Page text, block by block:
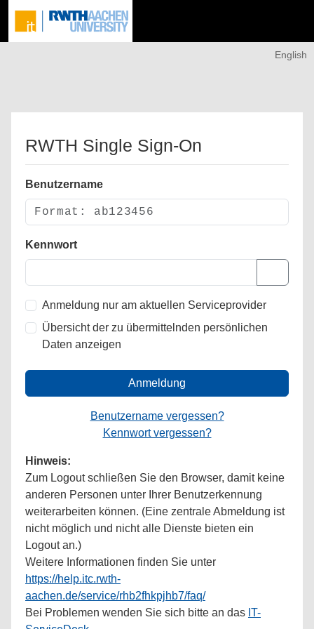
English
RWTH Single Sign-On
Benutzername
Kennwort
Anmeldung nur am aktuellen Serviceprovider
Übersicht der zu übermittelnden persönlichen
Daten anzeigen
Anmeldung
Benutzername vergessen?
Kennwort vergessen?
Hinweis:
Zum Logout schließen Sie den Browser, damit keine
anderen Personen unter Ihrer Benutzerkennung
weiterarbeiten können. (Eine zentrale Abmeldung ist
nicht möglich und nicht alle Dienste bieten ein
Logout an.)
Weitere Informationen finden Sie unter
https://help.itc.rwth-
aachen.de/service/rhb2fhkpjhb7/faq/
Bei Problemen wenden Sie sich bitte an das IT-